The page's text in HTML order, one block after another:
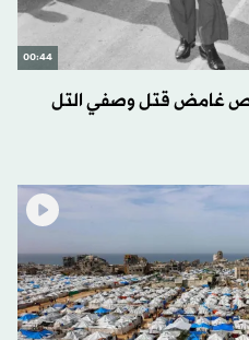
00:44
غامض قتل وصفي التل